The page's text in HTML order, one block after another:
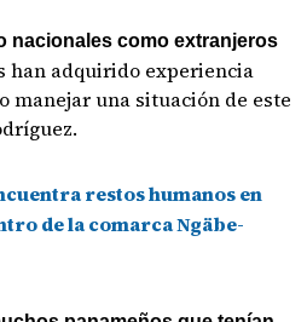
nacionales como extranjeros
han adquirido experiencia
manejar una situación de este
restos humanos en
de la comarca Ngäbe-